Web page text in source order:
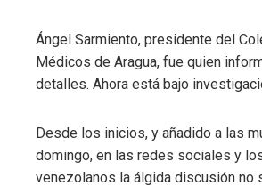
Ángel Sarmiento, presidente del
Médicos de Aragua, fue quien
detalles. Ahora está bajo
Desde los inicios, y añadido a las
domingo, en las redes sociales y
venezolanos la álgida discusión no